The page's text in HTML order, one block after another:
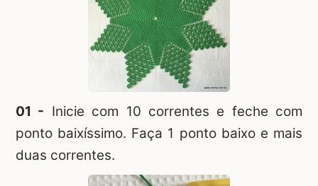
01 - Inicie com 10 correntes e feche com
ponto baixíssimo. Faça 1 ponto baixo e mais
duas correntes.